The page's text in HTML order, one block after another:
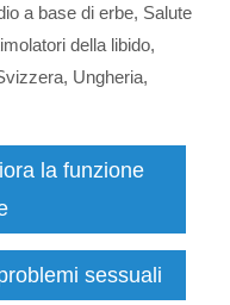
a base di erbe, Salute
della libido,
, Ungheria,
la funzione
sessuali